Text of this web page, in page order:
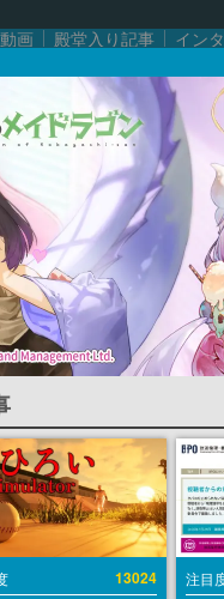
動画 殿堂入り記事 イン
13024 注目